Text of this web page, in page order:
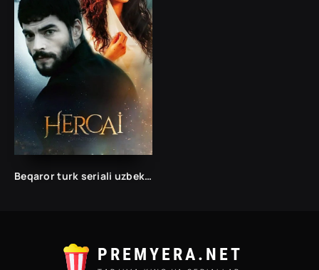
Beqaror turk seriali uzbek tilida barcha qismlar/Бекарор турк сериали ўзбек тилида барча кисмлар/ 1. 2. 3. 48. 49. 50. 60. 70. 80. 90. 100. 150. 200. 250.
PREMYERA.NET